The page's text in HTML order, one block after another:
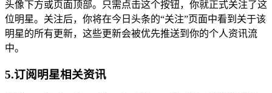
头像下方或页面顶部。只需点击这个按钮，你就正式关注了这
位明星。关注后，你将在今日头条的“关注”页面中看到关于该
明星的所有更新，这些更新会被优先推送到你的个人资讯流
中。
5.订阅明星相关资讯